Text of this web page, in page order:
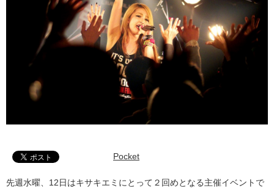
Pocket
先週水曜、12日はキサキエミにとって２回めとなる主催イベントで